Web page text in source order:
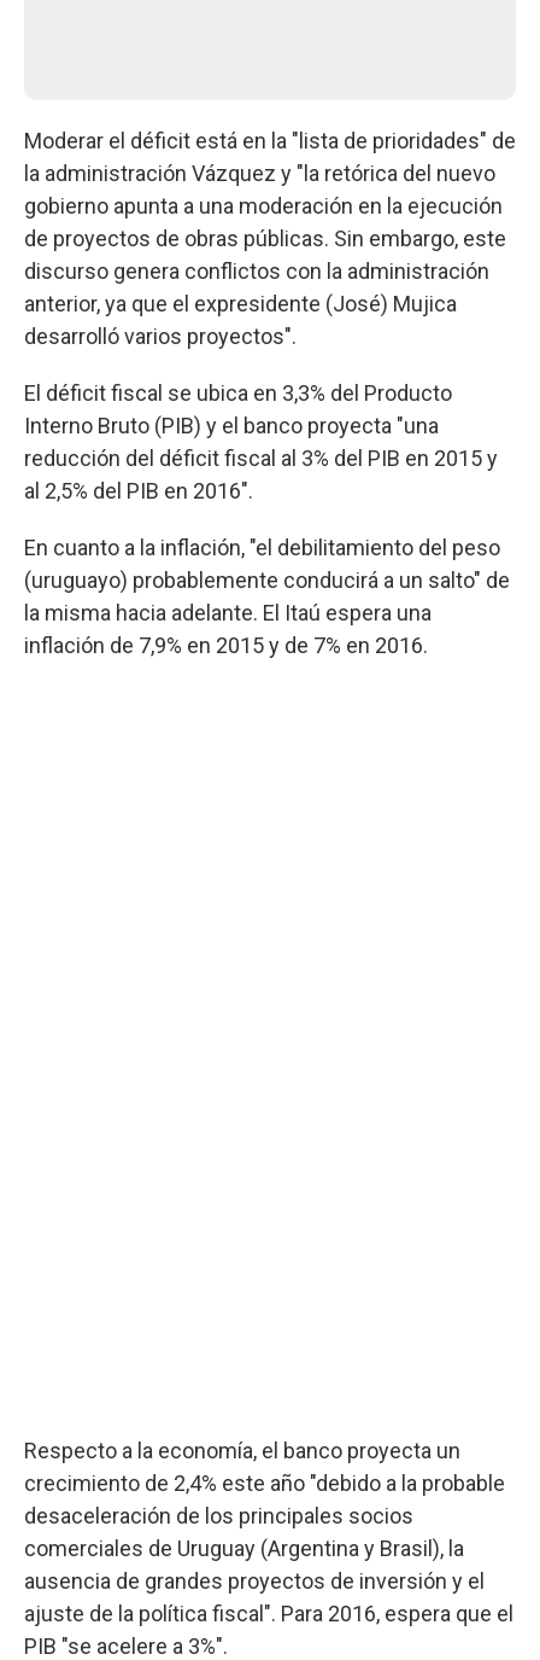
Moderar el déficit está en la "lista de prioridades" de
la administración Vázquez y "la retórica del nuevo
gobierno apunta a una moderación en la ejecución
de proyectos de obras públicas. Sin embargo, este
discurso genera conflictos con la administración
anterior, ya que el expresidente (José) Mujica
desarrolló varios proyectos".
El déficit fiscal se ubica en 3,3% del Producto
Interno Bruto (PIB) y el banco proyecta "una
reducción del déficit fiscal al 3% del PIB en 2015 y
al 2,5% del PIB en 2016".
En cuanto a la inflación, "el debilitamiento del peso
(uruguayo) probablemente conducirá a un salto" de
la misma hacia adelante. El Itaú espera una
inflación de 7,9% en 2015 y de 7% en 2016.
Respecto a la economía, el banco proyecta un
crecimiento de 2,4% este año "debido a la probable
desaceleración de los principales socios
comerciales de Uruguay (Argentina y Brasil), la
ausencia de grandes proyectos de inversión y el
ajuste de la política fiscal". Para 2016, espera que el
PIB "se acelere a 3%".